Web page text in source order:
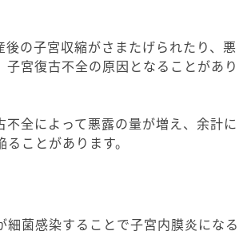
の子宮収縮がさまたげられたり、悪
宮復古不全の原因となることがあり
全によって悪露の量が増え、余計に
ことがあります。
菌感染することで子宮内膜炎になる